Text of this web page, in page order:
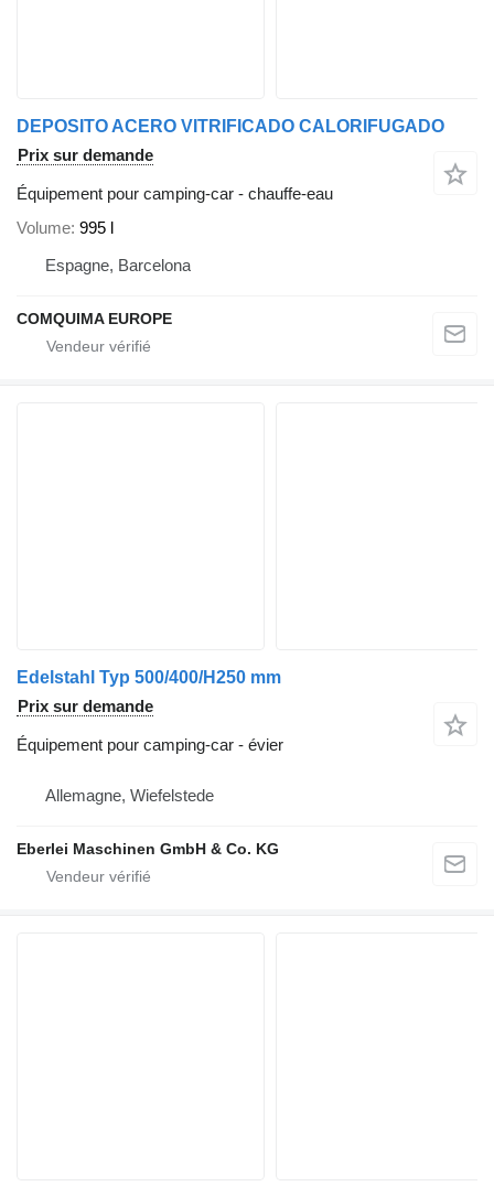
DEPOSITO ACERO VITRIFICADO CALORIFUGADO
Prix sur demande
Équipement pour camping-car - chauffe-eau
Volume 995 l
Espagne, Barcelona
COMQUIMA EUROPE
Edelstahl Typ 500/400/H250 mm
Prix sur demande
Équipement pour camping-car - évier
Allemagne, Wiefelstede
Eberlei Maschinen GmbH & Co. KG